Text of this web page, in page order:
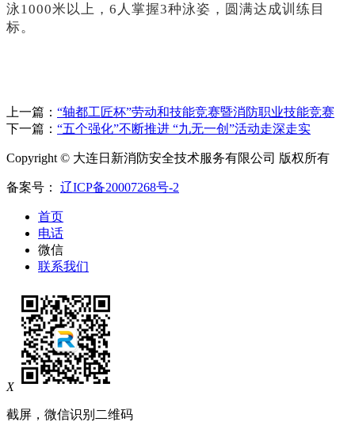
泳1000米以上，6人掌握3种泳姿，圆满达成训练目
标。
上一篇： “轴都工匠杯”劳动和技能竞赛暨消防职业技能竞赛
下一篇： “五个强化”不断推进 “九无一创”活动走深走实
Copyright © 大连日新消防安全技术服务有限公司 版权所有
备案号： 辽ICP备20007268号-2
首页
电话
微信
联系我们
X
截屏，微信识别二维码